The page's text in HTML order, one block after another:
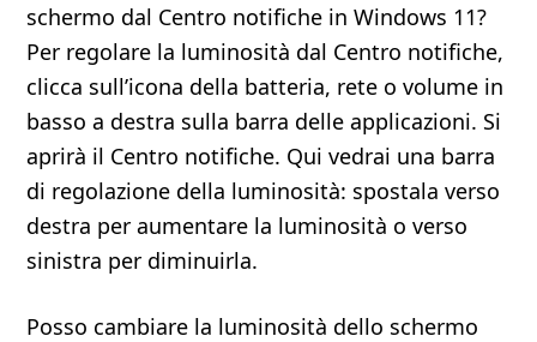
schermo dal Centro notifiche in Windows 11?
Per regolare la luminosità dal Centro notifiche,
clicca sull’icona della batteria, rete o volume in
basso a destra sulla barra delle applicazioni. Si
aprirà il Centro notifiche. Qui vedrai una barra
di regolazione della luminosità: spostala verso
destra per aumentare la luminosità o verso
sinistra per diminuirla.
Posso cambiare la luminosità dello schermo